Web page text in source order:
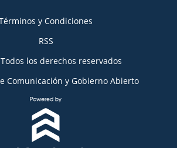
y Condiciones
RSS
los derechos reservados
Comunicación y Gobierno Abierto